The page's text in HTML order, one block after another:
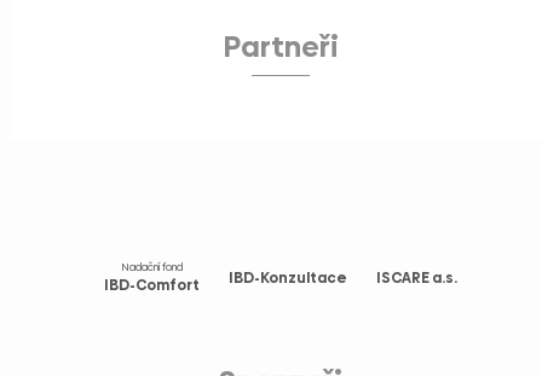
Partneři
Nadační fond
IBD-Comfort IBD-Konzultace ISCARE a.s.